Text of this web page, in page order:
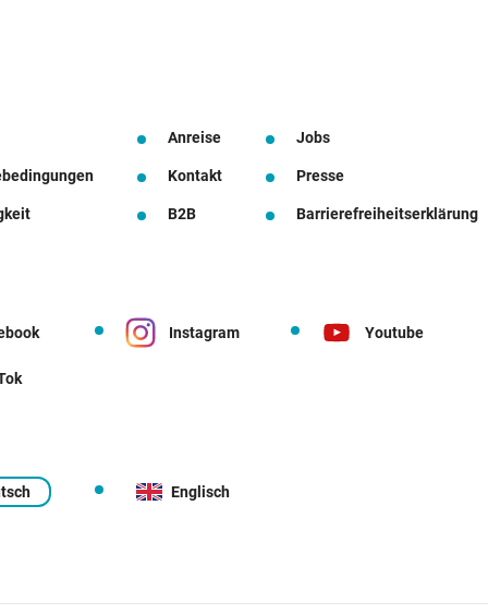
Anreise Jobs
Kontakt Presse
B2B Barrierefreiheitserklärung
Instagram Youtube
Englisch